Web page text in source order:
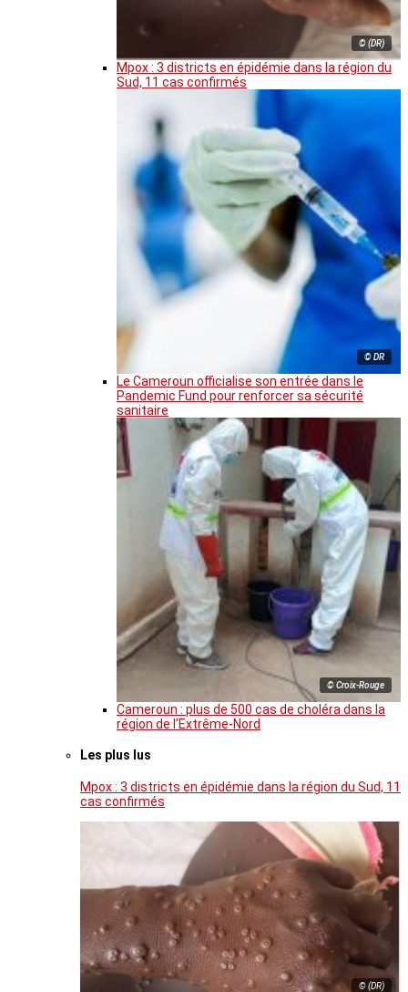
© (DR)
Mpox : 3 districts en épidémie dans la région du
Sud, 11 cas confirmés
© DR
Le Cameroun officialise son entrée dans le
Pandemic Fund pour renforcer sa sécurité
sanitaire
© Croix-Rouge
Cameroun : plus de 500 cas de choléra dans la
région de l’Extrême-Nord
Les plus lus
Mpox : 3 districts en épidémie dans la région du Sud, 11
cas confirmés
© (DR)